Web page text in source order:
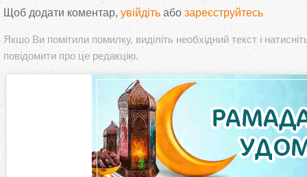
Щоб додати коментар, увійдіть або зареєструйтесь
Якшо Ви помітили помилку, виділіть необхідний текст і
повідомити про це редакцію.